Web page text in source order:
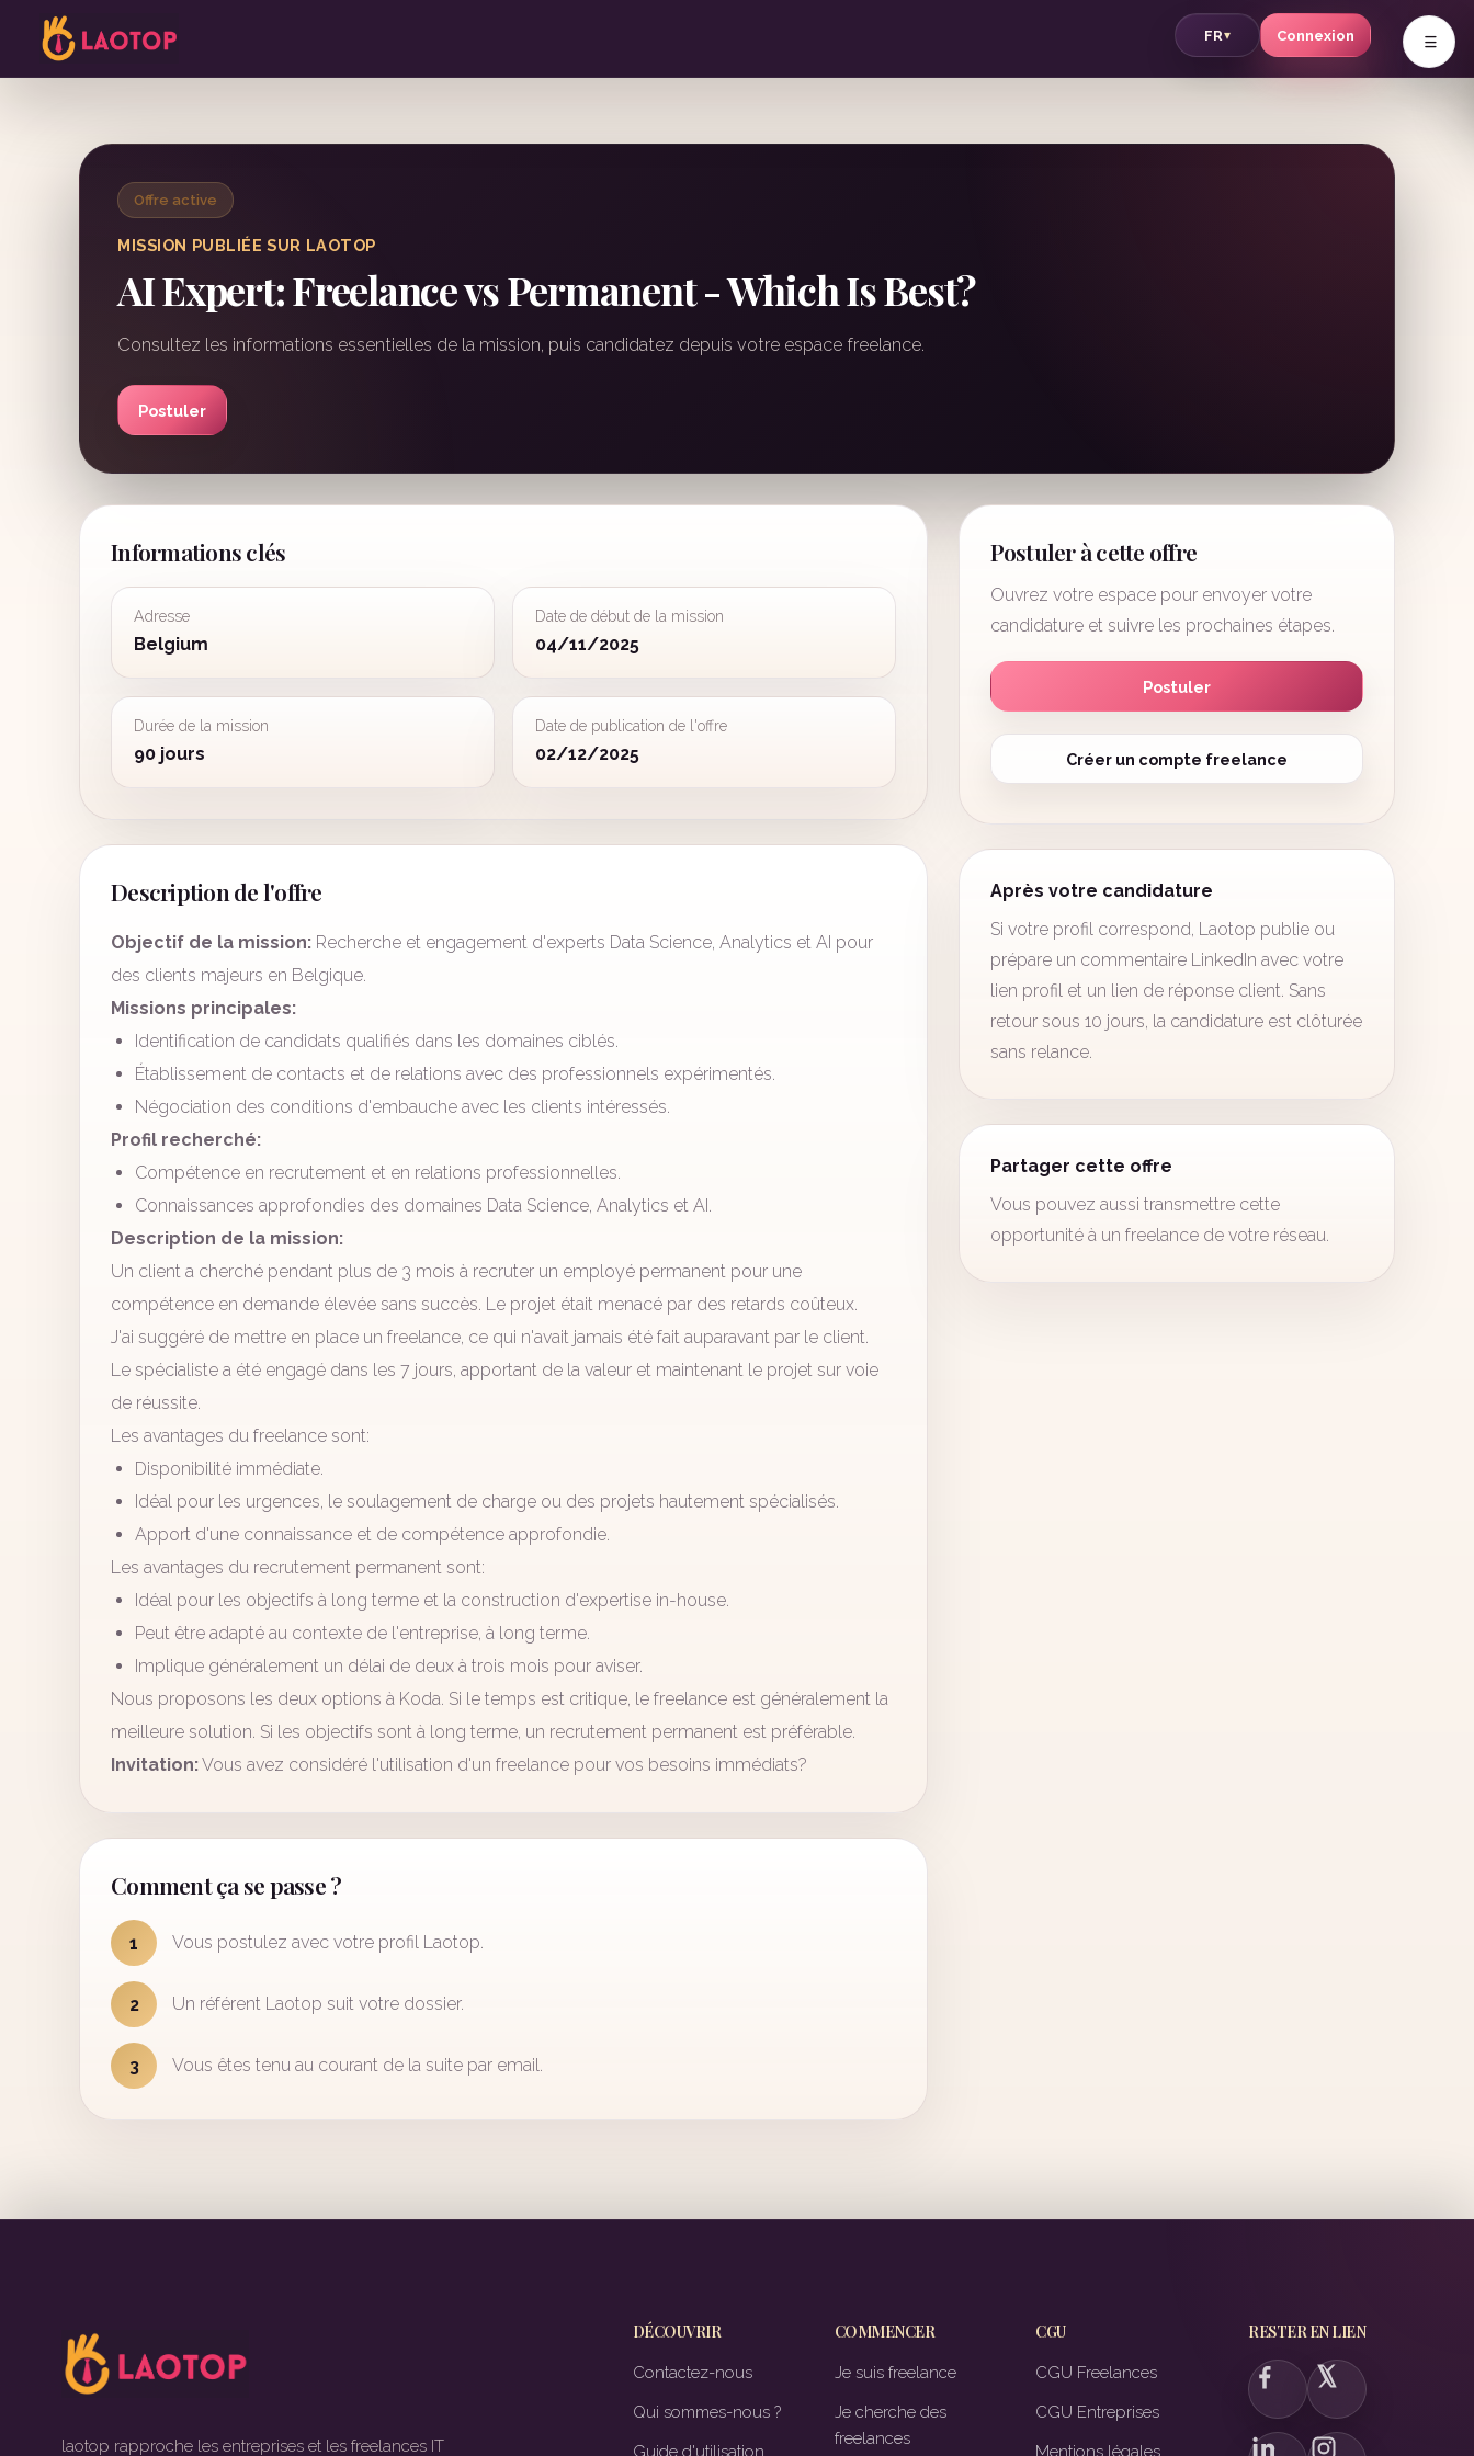
FR▾ Connexion v
Offre active
MISSION PUBLIÉE SUR LAOTOP
AI Expert: Freelance vs Permanent - Which Is Best?
Consultez les informations essentielles de la mission, puis candidatez depuis votre espace freelance.
Postuler
Informations clés
Adresse
Belgium
Date de début de la mission
04/11/2025
Durée de la mission
90 jours
Date de publication de l'offre
02/12/2025
Description de l'offre
Objectif de la mission: Recherche et engagement d'experts Data Science, Analytics et AI pour
des clients majeurs en Belgique.
Missions principales:
Identification de candidats qualifiés dans les domaines ciblés.
Établissement de contacts et de relations avec des professionnels expérimentés.
Négociation des conditions d'embauche avec les clients intéressés.
Profil recherché:
Compétence en recrutement et en relations professionnelles.
Connaissances approfondies des domaines Data Science, Analytics et AI.
Description de la mission:
Un client a cherché pendant plus de 3 mois à recruter un employé permanent pour une
compétence en demande élevée sans succès. Le projet était menacé par des retards coûteux.
J'ai suggéré de mettre en place un freelance, ce qui n'avait jamais été fait auparavant par le client.
Le spécialiste a été engagé dans les 7 jours, apportant de la valeur et maintenant le projet sur voie
de réussite.
Les avantages du freelance sont:
Disponibilité immédiate.
Idéal pour les urgences, le soulagement de charge ou des projets hautement spécialisés.
Apport d'une connaissance et de compétence approfondie.
Les avantages du recrutement permanent sont:
Idéal pour les objectifs à long terme et la construction d'expertise in-house.
Peut être adapté au contexte de l'entreprise, à long terme.
Implique généralement un délai de deux à trois mois pour aviser.
Nous proposons les deux options à Koda. Si le temps est critique, le freelance est généralement la
meilleure solution. Si les objectifs sont à long terme, un recrutement permanent est préférable.
Invitation:Vous avez considéré l'utilisation d'un freelance pour vos besoins immédiats?
Comment ça se passe ?
1 Vous postulez avec votre profil Laotop.
2 Un référent Laotop suit votre dossier.
3 Vous êtes tenu au courant de la suite par email.
Postuler à cette offre
Ouvrez votre espace pour envoyer votre
candidature et suivre les prochaines étapes.
Postuler
Créer un compte freelance
Après votre candidature
Si votre profil correspond, Laotop publie ou
prépare un commentaire LinkedIn avec votre
lien profil et un lien de réponse client. Sans
retour sous 10 jours, la candidature est clôturée
sans relance.
Partager cette offre
Vous pouvez aussi transmettre cette
opportunité à un freelance de votre réseau.
laotop rapproche les entreprises et les freelances IT
DÉCOUVRIR
Contactez-nous
Qui sommes-nous ?
Guide d'utilisation
COMMENCER
Je suis freelance
Je cherche des
freelances
CGU
CGU Freelances
CGU Entreprises
Mentions légales
RESTER EN LIEN